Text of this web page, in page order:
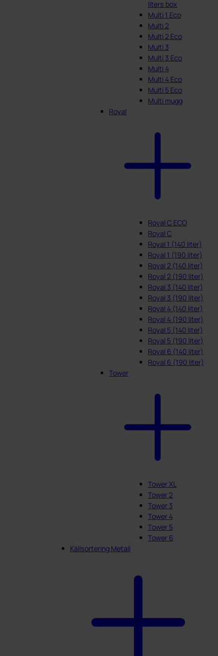
liters box
Multi 1 Eco
Multi 2
Multi 2 Eco
Multi 3
Multi 3 Eco
Multi 4
Multi 4 Eco
Multi 5 Eco
Multi mugg
Royal
Royal C ECO
Royal C
Royal 1 (140 liter)
Royal 1 (190 liter)
Royal 2 (140 liter)
Royal 2 (190 liter)
Royal 3 (140 liter)
Royal 3 (190 liter)
Royal 4 (140 liter)
Royal 4 (190 liter)
Royal 5 (140 liter)
Royal 5 (190 liter)
Royal 6 (140 liter)
Royal 6 (190 liter)
Tower
Tower XL
Tower 2
Tower 3
Tower 4
Tower 5
Tower 6
Källsortering Metall